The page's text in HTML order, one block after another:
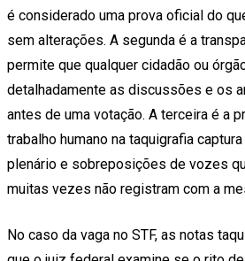
é considerado uma prova oficial do
sem alterações. A segunda é a
permite que qualquer cidadão ou
detalhadamente as discussões e os
antes de uma votação. A terceira é a
trabalho humano na taquigrafia
plenário e sobreposições de vozes
muitas vezes não registram com a
No caso da vaga no STF, as notas